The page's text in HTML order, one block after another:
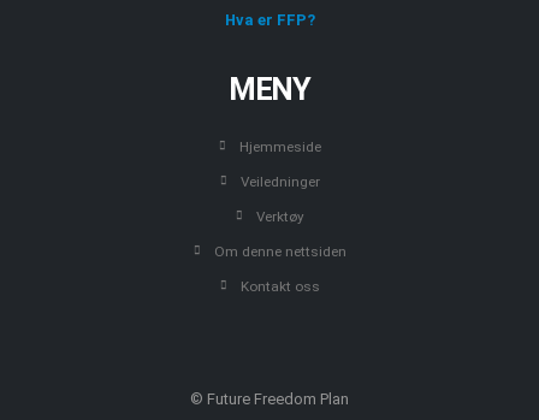
Hva er FFP?
MENY
Hjemmeside
Veiledninger
Verktøy
Om denne nettsiden
Kontakt oss
© Future Freedom Plan